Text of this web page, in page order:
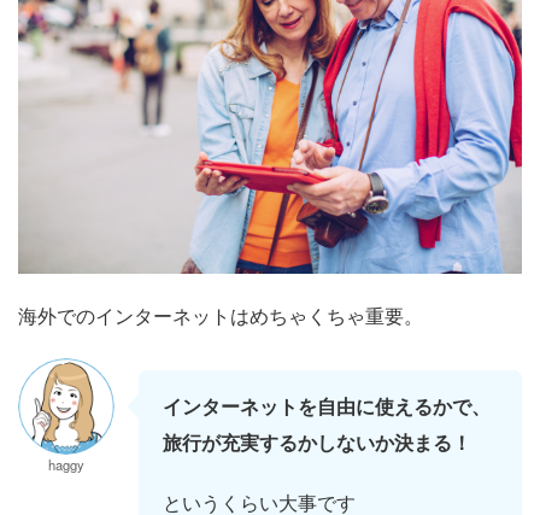
海外でのインターネットはめちゃくちゃ重要。
haggy
インターネットを自由に使えるかで、
旅行が充実するかしないか決まる！
というくらい大事です